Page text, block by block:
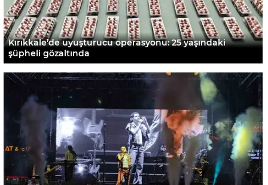
Kırıkkale’de uyuşturucu operasyonu: 25 yaşındaki
şüpheli gözaltında